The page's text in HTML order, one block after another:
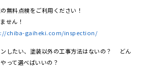
無料点検をご利用ください！
せん！
chiba-gaiheki.com/inspection/
したい、塗装以外の工事方法はないの？ どん
って選べばいいの？